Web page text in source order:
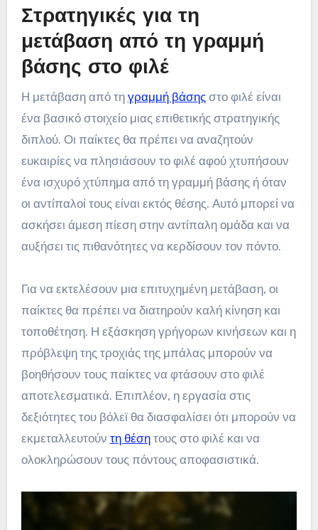
Στρατηγικές για τη
μετάβαση από τη γραμμή
βάσης στο φιλέ
Η μετάβαση από τη γραμμή βάσηςστο φιλέ είναι
ένα βασικό στοιχείο μιας επιθετικής στρατηγικής
διπλού. Οι παίκτες θα πρέπει να αναζητούν
ευκαιρίες να πλησιάσουν το φιλέ αφού χτυπήσουν
ένα ισχυρό χτύπημα από τη γραμμή βάσης ή όταν
οι αντίπαλοί τους είναι εκτός θέσης. Αυτό μπορεί να
ασκήσει άμεση πίεση στην αντίπαλη ομάδα και να
αυξήσει τις πιθανότητες να κερδίσουν τον πόντο.
Για να εκτελέσουν μια επιτυχημένη μετάβαση, οι
παίκτες θα πρέπει να διατηρούν καλή κίνηση και
τοποθέτηση. Η εξάσκηση γρήγορων κινήσεων και η
πρόβλεψη της τροχιάς της μπάλας μπορούν να
βοηθήσουν τους παίκτες να φτάσουν στο φιλέ
αποτελεσματικά. Επιπλέον, η εργασία στις
δεξιότητες του βόλεϊ θα διασφαλίσει ότι μπορούν να
εκμεταλλευτούν τη θέσητους στο φιλέ και να
ολοκληρώσουν τους πόντους αποφασιστικά.